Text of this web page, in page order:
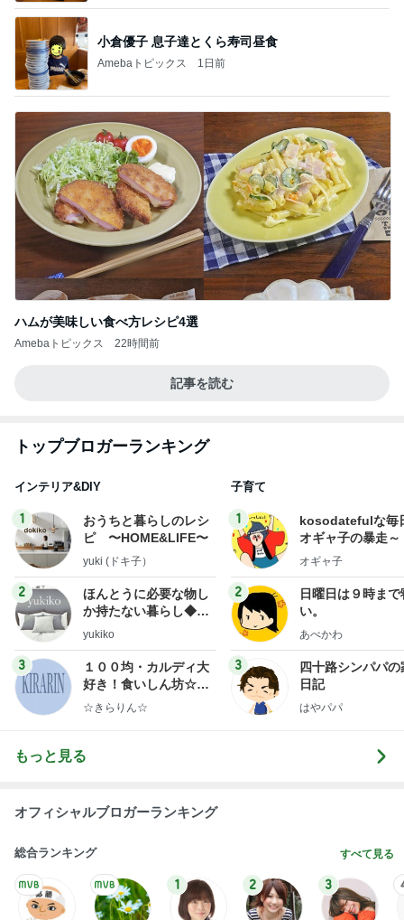
小倉優子 息子達とくら寿司昼食
Amebaトピックス 1日前
ハムが美味しい食べ方レシピ4選
Amebaトピックス 22時間前
記事を読む
トップブロガーランキング
インテリア&DIY
1
おうちと暮らしのレシ
ピ 〜HOME&LIFE〜
yuki (ドキ子）
2
ほんとうに必要な物し
か持たない暮らし◆Ke
ep Life Simple◆〜イ
yukiko
3
１００均・カルディ大
好き！食いしん坊☆き
らりん☆のブログ
☆きらりん☆
子育て
1
kosodatefulな毎
オギャ子の暴走～
オギャ子
2
日曜日は９時まで
い。
あべかわ
3
四十路シンパパの
日記
はやパパ
もっと見る
オフィシャルブロガーランキング
総合ランキング すべて見る
1 2 3